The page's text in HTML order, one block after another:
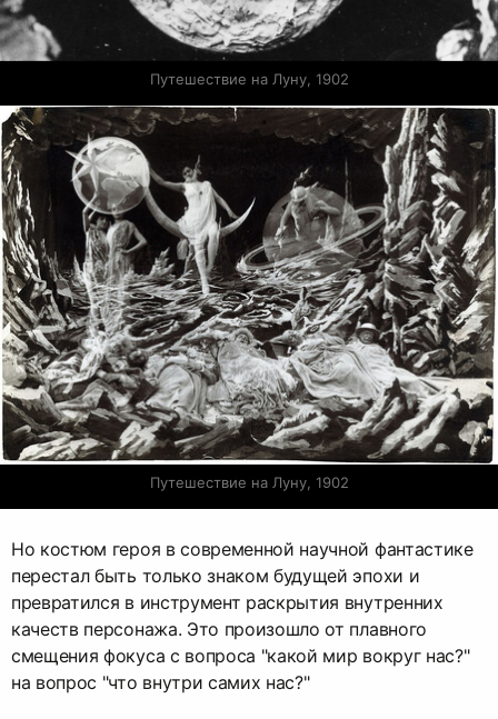
Путешествие на Луну, 1902
Путешествие на Луну, 1902
Но костюм героя в современной научной фантастике
перестал быть только знаком будущей эпохи и
превратился в инструмент раскрытия внутренних
качеств персонажа. Это произошло от плавного
смещения фокуса с вопроса "какой мир вокруг нас?"
на вопрос "что внутри самих нас?"